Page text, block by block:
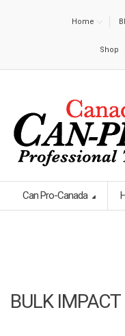
Home
Shop
Can Pro-Canada
BULK